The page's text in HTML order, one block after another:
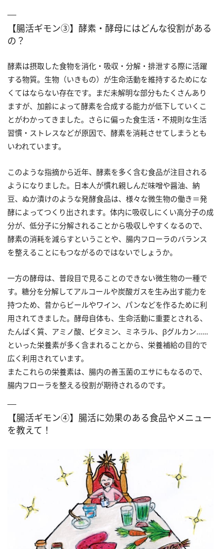
【腸活ギモン③】酵素・酵母にはどんな役割がある
の？
酵素は摂取した食物を消化・吸収・分解・排泄する際に活躍
する物質。生物（いきもの）が生命活動を維持するためにな
くてはならない存在です。まだ未解明な部分もたくさんあり
ますが、加齢によって酵素を合成する能力が低下していくこ
とがわかってきました。さらに偏った食生活・不規則な生活
習慣・ストレスなどが原因で、酵素を消耗させてしまうとも
いわれています。
このような指摘から近年、酵素を多く含む食品が注目される
ようになりました。日本人が慣れ親しんだ味噌や醤油、納
豆、ぬか漬けのような発酵食品は、様々な微生物の働き＝発
酵によってつくり出されます。体内に吸収しにくい高分子の成
分が、低分子に分解されることから吸収しやすくなるので、
酵素の消耗を減らすということや、腸内フローラのバランス
を整えることにもつながるのではないでしょうか。
一方の酵母は、普段目で見ることのできない微生物の一種で
す。糖分を分解してアルコールや炭酸ガスを生み出す能力を
持つため、昔からビールやワイン、パンなどを作るために利
用されてきました。酵母自体も、生命活動に重要とされる、
たんぱく質、アミノ酸、ビタミン、ミネラル、βグルカン……
といった栄養素が多く含まれることから、栄養補給の目的で
広く利用されています。
またこれらの栄養素は、腸内の善玉菌のエサにもなるので、
腸内フローラを整える役割が期待されるのです。
【腸活ギモン④】腸活に効果のある食品やメニュー
を教えて！